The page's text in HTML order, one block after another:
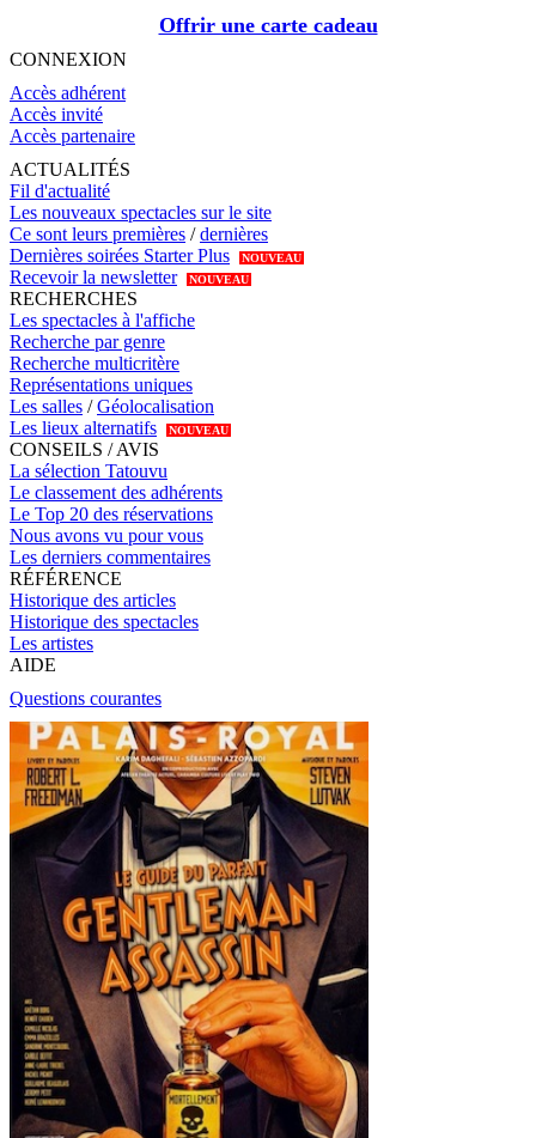
Offrir une carte cadeau
CONNEXION
Accès adhérent
Accès invité
Accès partenaire
ACTUALITÉS
Fil d'actualité
Les nouveaux spectacles sur le site
Ce sont leurs premières /dernières
Dernières soirées Starter Plus
NOUVEAU
Recevoir la newsletter NOUVEAU
RECHERCHES
Les spectacles à l'affiche
Recherche par genre
Recherche multicritère
Représentations uniques
Les salles /Géolocalisation
Les lieux alternatifs
NOUVEAU
CONSEILS / AVIS
La sélection Tatouvu
Le classement des adhérents
Le Top 20 des réservations
Nous avons vu pour vous
Les derniers commentaires
RÉFÉRENCE
Historique des articles
Historique des spectacles
Les artistes
AIDE
Questions courantes